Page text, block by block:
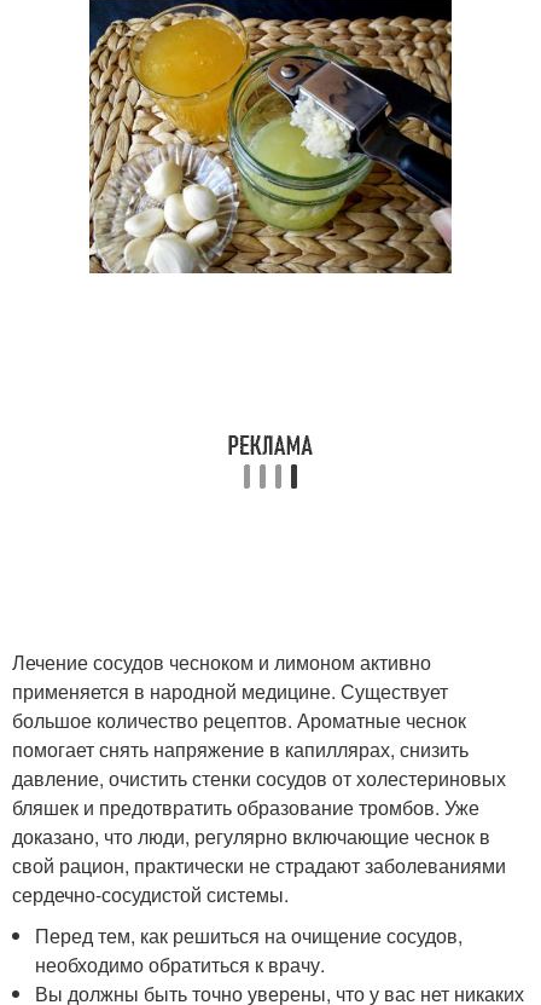
Лечение сосудов чесноком и лимоном активно
применяется в народной медицине. Существует
большое количество рецептов. Ароматные чеснок
помогает снять напряжение в капиллярах, снизить
давление, очистить стенки сосудов от холестериновых
бляшек и предотвратить образование тромбов. Уже
доказано, что люди, регулярно включающие чеснок в
свой рацион, практически не страдают заболеваниями
сердечно-сосудистой системы.
Перед тем, как решиться на очищение сосудов,
необходимо обратиться к врачу.
Вы должны быть точно уверены, что у вас нет никаких